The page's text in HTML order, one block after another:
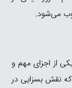
می‌شود.
از اجزای مهم و
نقش بسزایی در